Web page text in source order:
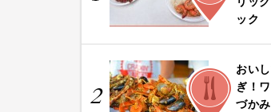
ック
2
FOOD
おい
ぎ！
づか